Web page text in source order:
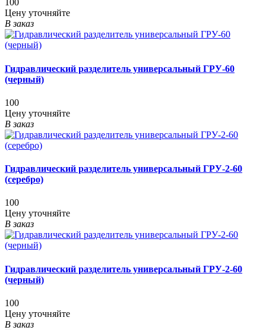
100
Цену уточняйте
В заказ
Гидравлический разделитель универсальный ГРУ-60
(черный)
100
Цену уточняйте
В заказ
Гидравлический разделитель универсальный ГРУ-2-60
(серебро)
100
Цену уточняйте
В заказ
Гидравлический разделитель универсальный ГРУ-2-60
(черный)
100
Цену уточняйте
В заказ